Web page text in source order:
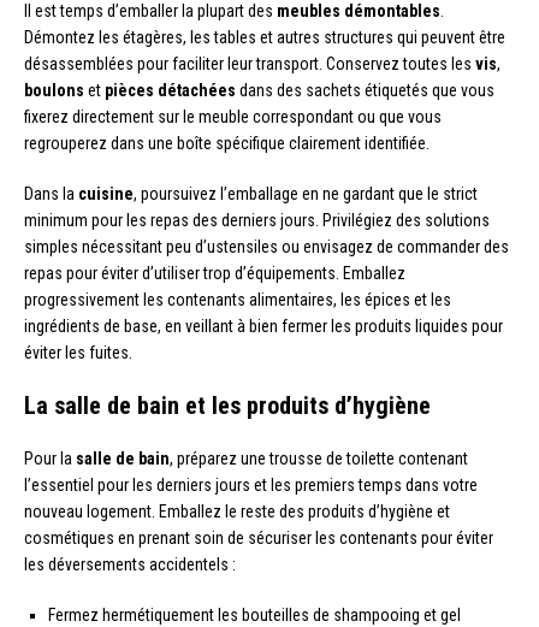
Il est temps d’emballer la plupart des meubles démontables
Démontez les étagères, les tables et autres structures qui peuvent être
désassemblées pour faciliter leur transport. Conservez toutes les vis,
boulons et pièces détachées dans des sachets étiquetés que vous
fixerez directement sur le meuble correspondant ou que vous
regrouperez dans une boîte spécifique clairement identifiée.
Dans la cuisine, poursuivez l’emballage en ne gardant que le strict
minimum pour les repas des derniers jours. Privilégiez des solutions
simples nécessitant peu d’ustensiles ou envisagez de commander des
repas pour éviter d’utiliser trop d’équipements. Emballez
progressivement les contenants alimentaires, les épices et les
ingrédients de base, en veillant à bien fermer les produits liquides pour
éviter les fuites.
La salle de bain et les produits d’hygiène
Pour la salle de bain, préparez une trousse de toilette contenant
l’essentiel pour les derniers jours et les premiers temps dans votre
nouveau logement. Emballez le reste des produits d’hygiène et
cosmétiques en prenant soin de sécuriser les contenants pour éviter
les déversements accidentels :
Fermez hermétiquement les bouteilles de shampooing et gel